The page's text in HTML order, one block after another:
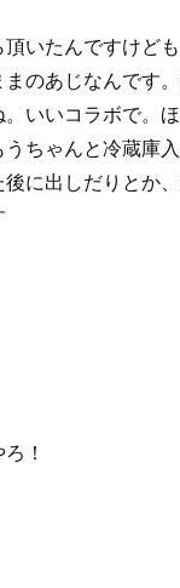
いたんですけど
のあじなんです
いいコラボで。
ちゃんと冷蔵庫
に出しだりとか
！